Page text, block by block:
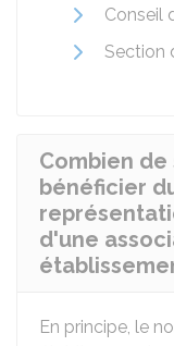
Conseil
Section
Combien
bénéficier
d'une
En principe, le